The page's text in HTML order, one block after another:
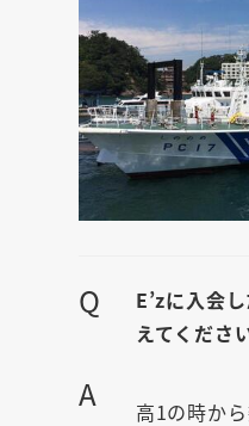
Q
E’zに入会
えてくださ
A
高1の時か